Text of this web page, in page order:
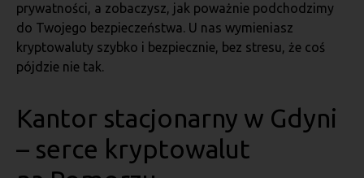
prywatności, a zobaczysz, jak poważnie podchodzimy
do Twojego bezpieczeństwa. U nas wymieniasz
kryptowaluty szybko i bezpiecznie, bez stresu, że coś
pójdzie nie tak.
Kantor stacjonarny w Gdyni
– serce kryptowalut